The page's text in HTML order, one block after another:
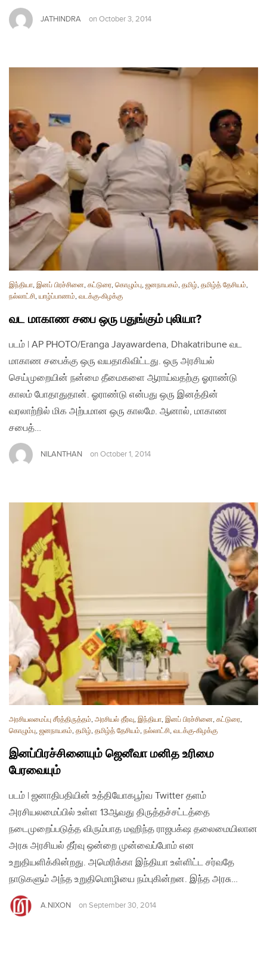
JATHINDRA on October 3, 2014
இந்தியா, இனப் பிரச்சினை, கட்டுரை, கொழும்பு, ஜனநாயகம், தமிழ், தமிழ்த் தேசியம்,
நல்லாட்சி, யாழ்ப்பாணம், வடக்கு-கிழக்கு
வட மாகாண சபை ஒரு பதுங்கும் புலியா?
படம் | AP PHOTO/Eranga Jayawardena, Dhakatribune வட
மாகாண சபைக்கு ஒரு வயதாகிவிட்டது. ஒரு அரசியல்
செய்முறையின் நன்மை தீமைகளை ஆராய்வதற்கு ஓராண்டு
காலம் போதாதுதான். ஓராண்டு என்பது ஒரு இனத்தின்
வரலாற்றில் மிக அற்பமான ஒரு காலமே. ஆனால், மாகாண
சபைத்…
NILANTHAN on October 1, 2014
அரசியலமைப்பு சீர்த்திருத்தம், அரசியல் தீர்வு, இந்தியா, இனப் பிரச்சினை, கட்டுரை,
கொழும்பு, ஜனநாயகம், தமிழ், தமிழ்த் தேசியம், நல்லாட்சி, வடக்கு-கிழக்கு
இனப்பிரச்சினையும் ஜெனீவா மனித உரிமை
பேரவையும்
படம் | ஜனாதிபதியின் உத்தியோகபூர்வ Twitter தளம்
அரசியலமைப்பில் உள்ள 13ஆவது திருத்தச்சட்டத்தை
நடைமுறைப்படுத்த விரும்பாத மஹிந்த ராஜபக்‌ஷ தலைமையிலான
அரசு அரசியல் தீர்வு ஒன்றை முன்வைப்போம் என
உறுதியளிக்கின்றது. அமெரிக்கா இந்தியா உள்ளிட்ட சர்வதே
நாடுகளும் அந்த உறுதிமொழியை நம்புகின்றன. இந்த அரசு…
A.NIXON on September 30, 2014